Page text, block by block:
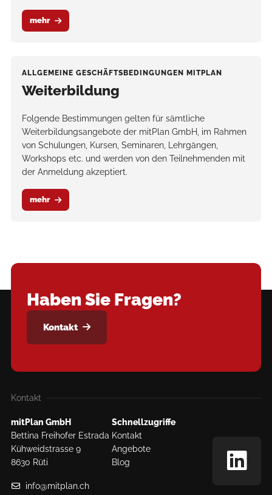
mehr
ALLGEMEINE GESCHÄFTSBEDINGUNGEN MITPLAN
Weiterbildung
Folgende Bestimmungen gelten für sämtliche
Weiterbildungsangebote der mitPlan GmbH, im Rahmen
von Schulungen, Kursen, Seminaren, Lehrgängen,
Workshops etc. und werden von den Teilnehmenden mit
der Anmeldung akzeptiert.
mehr
Haben Sie Fragen?
Kontakt
Kontakt
mitPlan GmbH
Bettina Freihofer Estrada
Kühweidstrasse 9
8630 Rüti
info@mitplan.ch
Schnellzugriffe
Kontakt
Angebote
Blog